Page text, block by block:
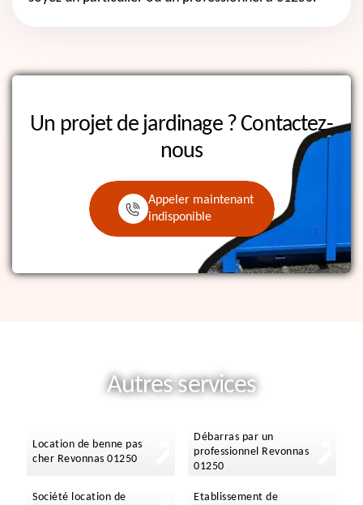
Un projet de jardinage ? Contactez-
nous
Appeler maintenant
indisponible
Autres services
Location de benne pas
cher Revonnas 01250
Débarras par un
professionnel Revonnas
01250
Société location de
Etablissement de